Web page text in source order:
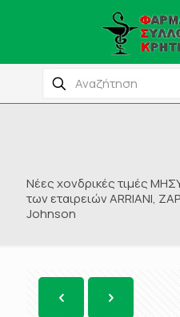
Νέες χονδρικές τιμές
των εταιρειών ARRIANI,
Johnson